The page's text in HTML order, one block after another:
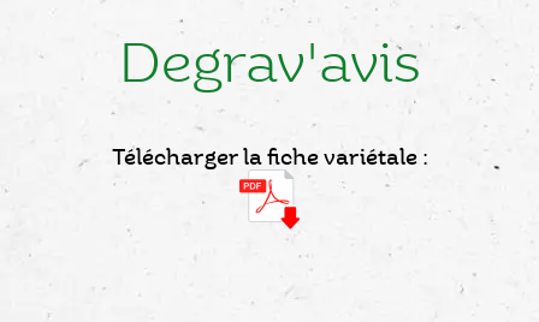
Degrav'avis
Télécharger la fiche variétale :